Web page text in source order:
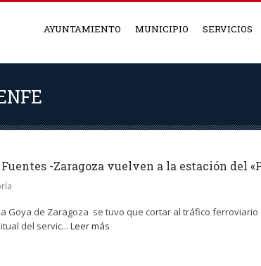
AYUNTAMIENTO MUNICIPIO SERVICIOS
-Zaragoza vuelven a la estación del
de Zaragoza se tuvo que cortar al tráfico
del servic... Leer más